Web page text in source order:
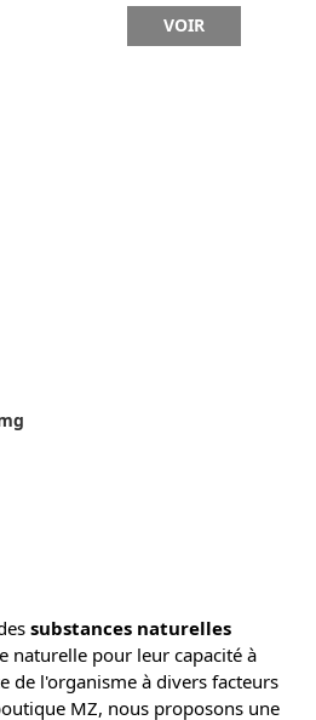
VOIR
substances naturelles
naturelle pour leur capacité à
de l'organisme à divers facteurs
MZ, nous proposons une